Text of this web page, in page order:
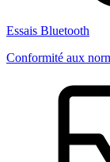
Essais Bluetooth
Conformité aux